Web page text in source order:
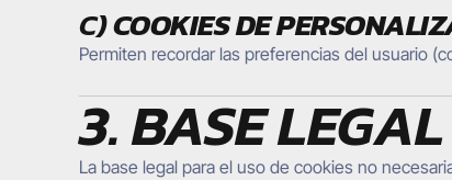
C)COOKIES DE
Permiten recordar las preferencias del usuario
3. BASE
La base legal para el uso de cookies no